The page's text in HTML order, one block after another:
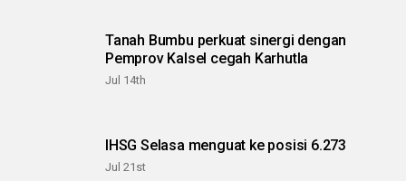
Tanah Bumbu perkuat sinergi dengan
Pemprov Kalsel cegah Karhutla
Jul 14th
IHSG Selasa menguat ke posisi 6.273
Jul 21st